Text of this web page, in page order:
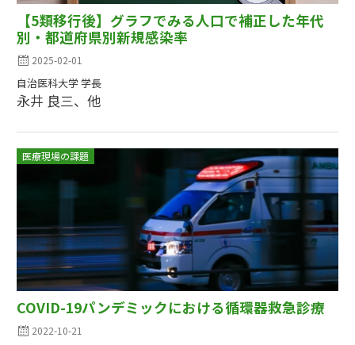
【5類移行後】グラフでみる人口で補正した年代
別・都道府県別新規感染率
2025-02-01
自治医科大学 学長
永井 良三、他
医療現場の課題
COVID-19パンデミックにおける循環器救急診療
2022-10-21